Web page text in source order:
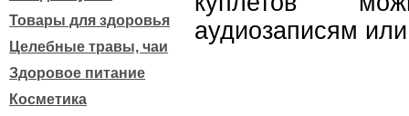
Товары для здоровья
Целебные травы, чаи
Здоровое питание
Косметика
аудиозаписям